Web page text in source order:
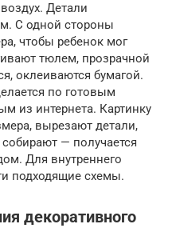
Детали
С одной стороны
чтобы ребенок мог
тюлем, прозрачной
оклеиваются бумагой.
по готовым
из интернета. Картинку
вырезают детали,
— получается
Для внутреннего
подходящие схемы.
декоративного